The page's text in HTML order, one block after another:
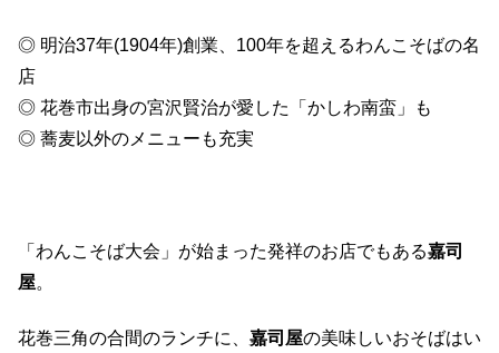
◎ 明治37年(1904年)創業、100年を超えるわんこそばの名
店
◎ 花巻市出身の宮沢賢治が愛した「かしわ南蛮」も
◎ 蕎麦以外のメニューも充実
「わんこそば大会」が始まった発祥のお店でもある嘉司
屋。
花巻三角の合間のランチに、 嘉司屋の美味しいおそばはい